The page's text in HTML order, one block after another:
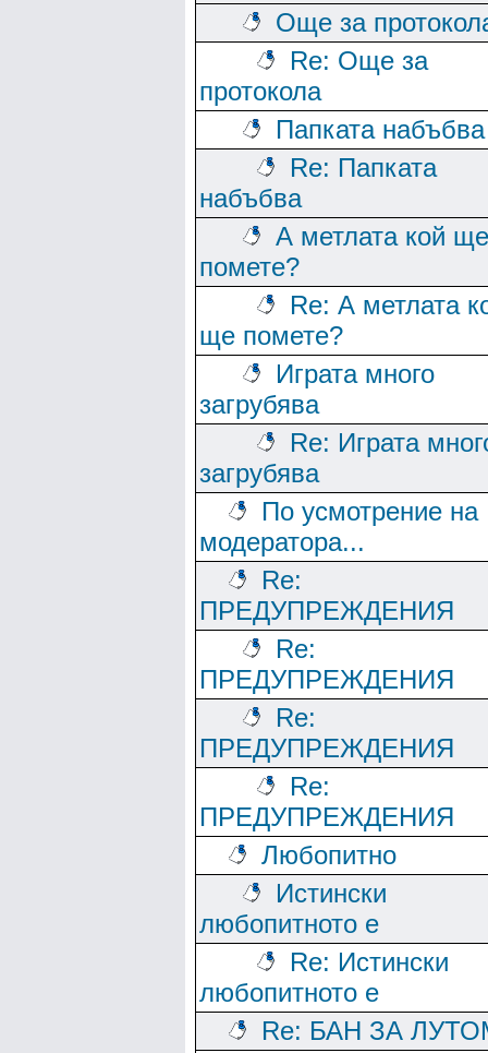
Още за
Re: Още за
протокола
Папката набъбва
Re: Папката
набъбва
А метлата кой ще
помете?
Re: А метлата
ще помете?
Играта много
загрубява
Re: Играта
загрубява
По усмотрение на
модератора...
Re:
ПРЕДУПРЕЖДЕНИЯ
Re:
ПРЕДУПРЕЖДЕНИЯ
Re:
ПРЕДУПРЕЖДЕНИЯ
Re:
ПРЕДУПРЕЖДЕНИЯ
Любопитно
Истински
любопитното е
Re: Истински
любопитното е
Re: БАН ЗА